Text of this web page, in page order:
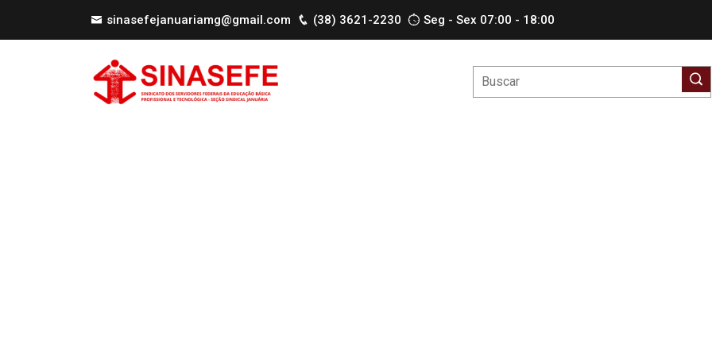
sinasefejanuariamg@gmail.com (38) 3621-2230 Seg - Sex 07:00 - 18:00